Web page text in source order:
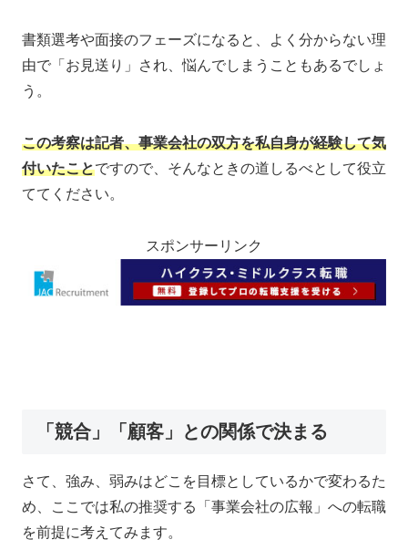
書類選考や面接のフェーズになると、よく分からない理
由で「お見送り」され、悩んでしまうこともあるでしょ
う。
この考察は記者、事業会社の双方を私自身が経験して気
付いたことですので、そんなときの道しるべとして役立
ててください。
スポンサーリンク
「競合」「顧客」との関係で決まる
さて、強み、弱みはどこを目標としているかで変わるた
め、ここでは私の推奨する「事業会社の広報」への転職
を前提に考えてみます。